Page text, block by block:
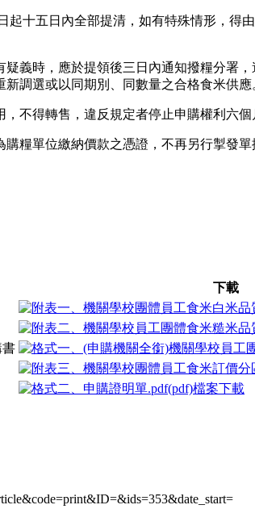
起十五日內全部提清，如有特殊情形，
義時，應於提領後三日內通知撥糧分署
調選或以同期別、同數量之合格食米供應
不得轉售，違反規定者停止申購權利六個
糧單位繳納價款之憑證，不再另行掣發單
下載
書